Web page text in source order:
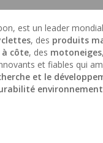
est un leader
, des produits
à côte, des motoneiges
et fiables qui
et le